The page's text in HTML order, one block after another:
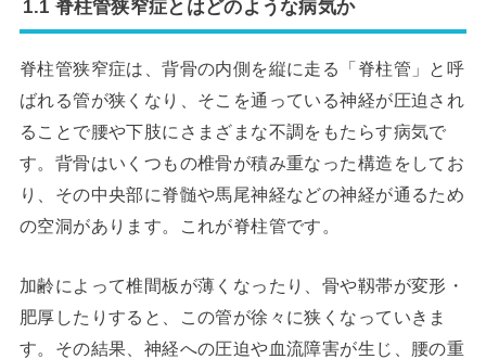
1.1 脊柱管狭窄症とはどのような病気か
脊柱管狭窄症は、背骨の内側を縦に走る「脊柱管」と呼
ばれる管が狭くなり、そこを通っている神経が圧迫され
ることで腰や下肢にさまざまな不調をもたらす病気で
す。背骨はいくつもの椎骨が積み重なった構造をしてお
り、その中央部に脊髄や馬尾神経などの神経が通るため
の空洞があります。これが脊柱管です。
加齢によって椎間板が薄くなったり、骨や靱帯が変形・
肥厚したりすると、この管が徐々に狭くなっていきま
す。その結果、神経への圧迫や血流障害が生じ、腰の重